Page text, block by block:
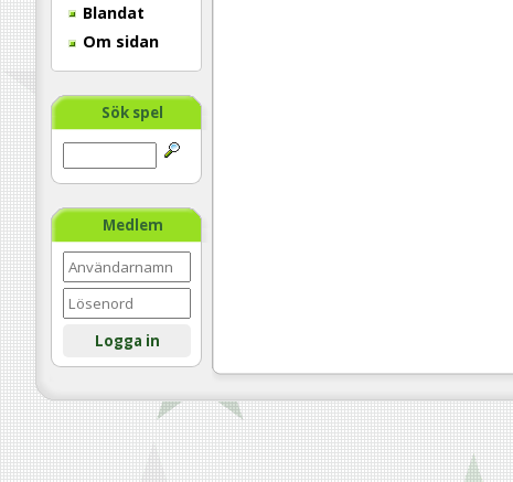
Blandat
Om sidan
Sök spel
Medlem
Logga in